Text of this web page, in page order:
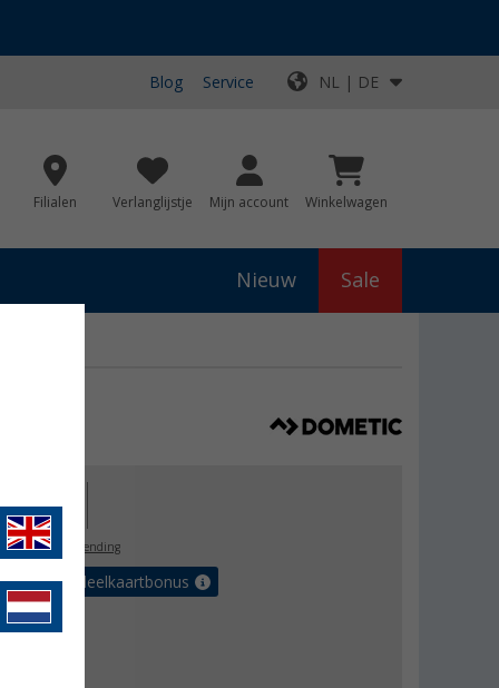
Blog Service NL | DE
Filialen Verlanglijstje Mijn account Winkelwagen
Nieuw Sale
BTWgratis verzending
de voordeelkaartbonus